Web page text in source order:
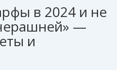
в 2024 и не
—
и